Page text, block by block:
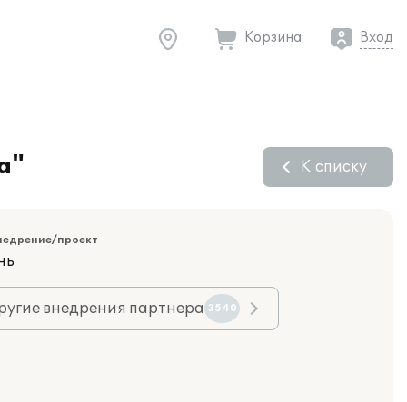
Корзина Вход
К списку
проект
внедрения партнера 3540